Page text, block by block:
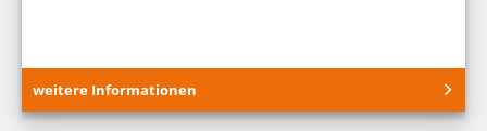
weitere Informationen